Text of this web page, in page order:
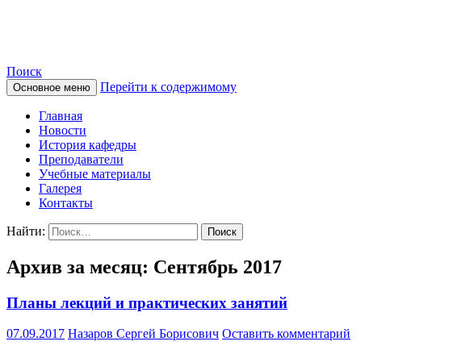
Поиск
Основное меню Перейти к содержимому
Главная
Новости
История кафедры
Преподаватели
Учебные материалы
Галерея
Контакты
Найти:
Архив за месяц: Сентябрь 2017
Планы лекций и практических занятий
07.09.2017 Назаров Сергей Борисович Оставить комментарий